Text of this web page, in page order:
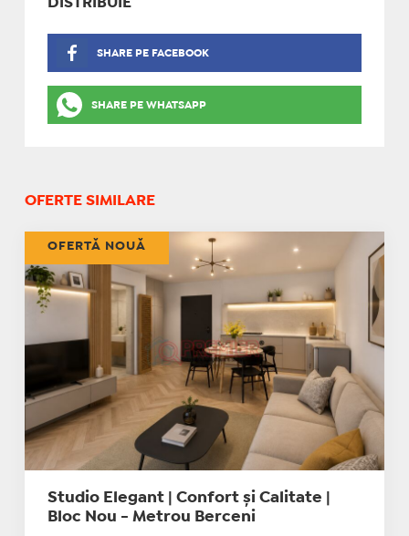
DISTRIBUIE
SHARE PE FACEBOOK
SHARE PE WHATSAPP
OFERTE SIMILARE
Studio Elegant | Confort și Calitate |
Bloc Nou - Metrou Berceni
OFERTĂ NOUĂ